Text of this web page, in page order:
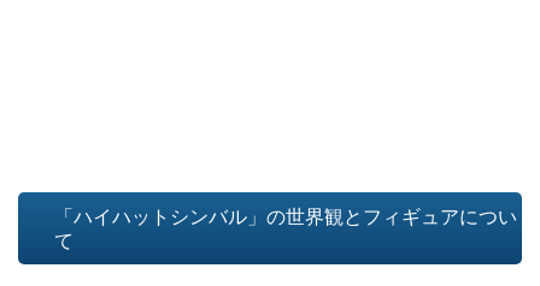
「ハイハットシンバル」の世界観とフィギュアについ
て